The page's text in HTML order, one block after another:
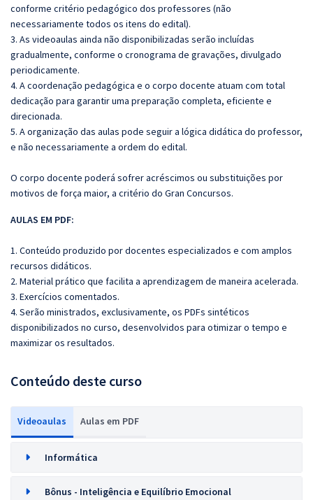
conforme critério pedagógico dos professores (não
necessariamente todos os itens do edital).
3. As videoaulas ainda não disponibilizadas serão incluídas
gradualmente, conforme o cronograma de gravações, divulgado
periodicamente.
4. A coordenação pedagógica e o corpo docente atuam com total
dedicação para garantir uma preparação completa, eficiente e
direcionada.
5. A organização das aulas pode seguir a lógica didática do professor,
e não necessariamente a ordem do edital.
O corpo docente poderá sofrer acréscimos ou substituições por
motivos de força maior, a critério do Gran Concursos.
AULAS EM PDF:
1. Conteúdo produzido por docentes especializados e com amplos
recursos didáticos.
2. Material prático que facilita a aprendizagem de maneira acelerada.
3. Exercícios comentados.
4. Serão ministrados, exclusivamente, os PDFs sintéticos
disponibilizados no curso, desenvolvidos para otimizar o tempo e
maximizar os resultados.
Conteúdo deste curso
Videoaulas Aulas em PDF
Informática
Bônus - Inteligência e Equilíbrio Emocional